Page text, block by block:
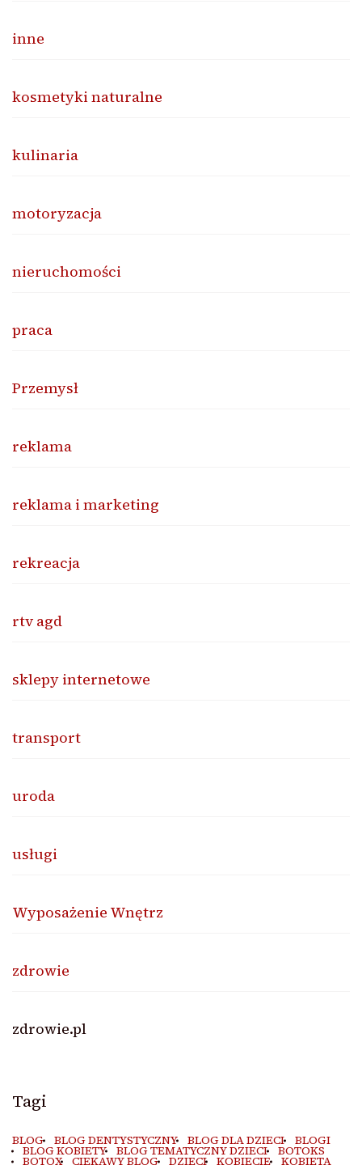
inne
kosmetyki naturalne
kulinaria
motoryzacja
nieruchomości
praca
Przemysł
reklama
reklama i marketing
rekreacja
rtv agd
sklepy internetowe
transport
uroda
usługi
Wyposażenie Wnętrz
zdrowie
zdrowie.pl
Tagi
BLOG BLOG DENTYSTYCZNY BLOG DLA DZIECI BLOGI
BLOG KOBIETY BLOG TEMATYCZNY DZIECI BOTOKS
BOTOX CIEKAWY BLOG DZIECI KOBIECIE KOBIETA